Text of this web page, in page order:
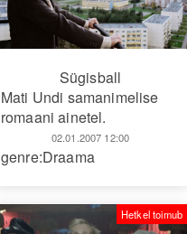
Sügisball
Mati Undi samanimelise
romaani ainetel.
02.01.2007 12:00
genre:Draama
Hetkel toimub